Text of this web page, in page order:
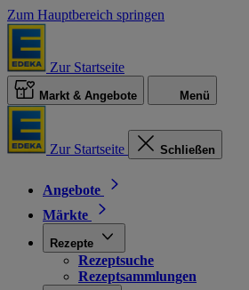
Zum Hauptbereich springen
Zur Startseite
Markt & Angebote Menü
Zur Startseite Schließen
Angebote
Märkte
Rezepte
Rezeptsuche
Rezeptsammlungen